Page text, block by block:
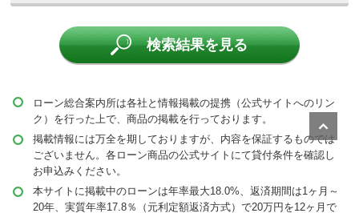
来店不要
担保不要
検索結果を見る
ローン総合案内所は各社と情報掲載の提携（公式サイトへのリン
ク）を行った上で、商品の掲載を行っております。
掲載情報には万全を期しておりますが、内容を保証するものでは
ございません。各ローン商品の公式サイトにて貸付条件を確認し
お申込みください。
本サイトに掲載中のローンは年率最大18.0%、返済期間は1ヶ月～
20年、実質年率17.8％（元利定額返済方式）で20万円を12ヶ月で